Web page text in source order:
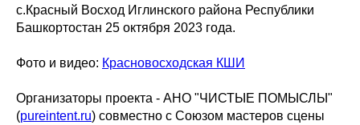
с.Красный Восход Иглинского района Республики
Башкортостан 25 октября 2023 года.
Фото и видео: Красновосходская КШИ
Организаторы проекта - АНО "ЧИСТЫЕ ПОМЫСЛЫ"
(pureintent.ru) совместно с Союзом мастеров сцены